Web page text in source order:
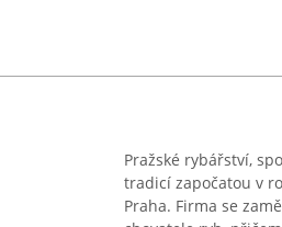
Pražské rybářství,
tradicí započatou v
Praha. Firma se